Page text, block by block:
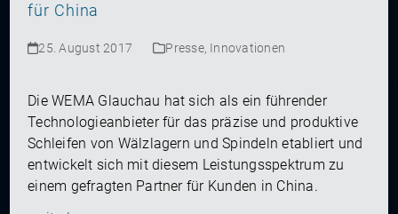
für China
25. August 2017 Presse, Innovationen
Die WEMA Glauchau hat sich als ein führender
Technologieanbieter für das präzise und produktive
Schleifen von Wälzlagern und Spindeln etabliert und
entwickelt sich mit diesem Leistungsspektrum zu
einem gefragten Partner für Kunden in China.